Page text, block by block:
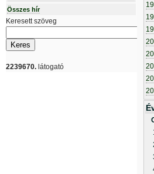
Összes hír
Keresett szöveg
2239670. látogató